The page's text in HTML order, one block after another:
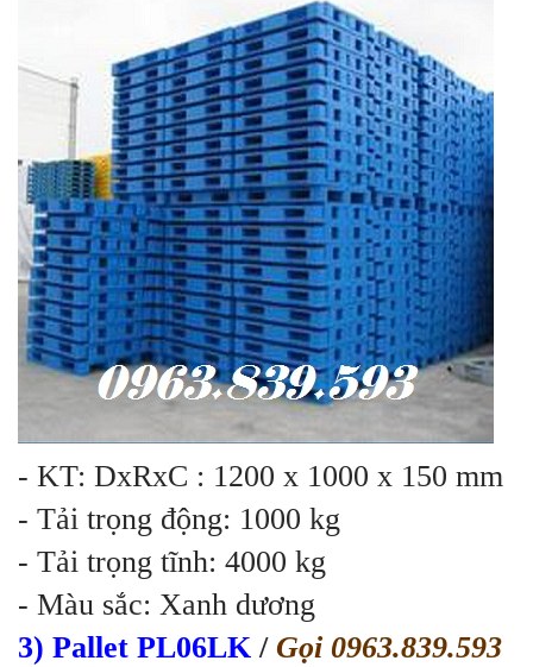
- KT: DxRxC : 1200 x 1000 x 150 mm
- Tải trọng động: 1000 kg
- Tải trọng tĩnh: 4000 kg
- Màu sắc: Xanh dương
3) Pallet PL06LK /Gọi 0963.839.593